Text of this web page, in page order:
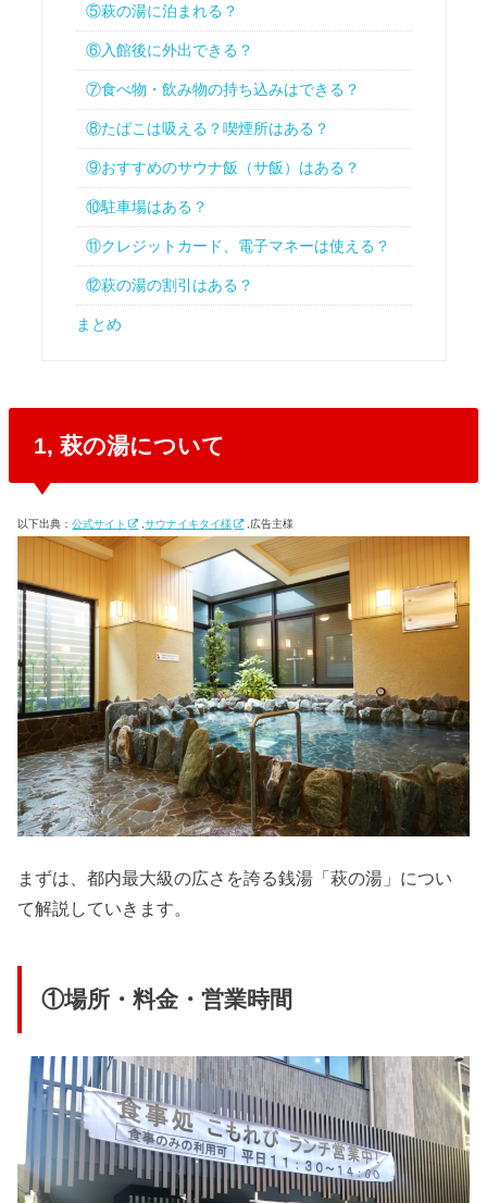
⑤萩の湯に泊まれる？
⑥入館後に外出できる？
⑦食べ物・飲み物の持ち込みはできる？
⑧たばこは吸える？喫煙所はある？
⑨おすすめのサウナ飯（サ飯）はある？
⑩駐車場はある？
⑪クレジットカード、電子マネーは使える？
⑫萩の湯の割引はある？
まとめ
1, 萩の湯について
以下出典：公式サイト ,サウナイキタイ様 ,広告主様
まずは、都内最大級の広さを誇る銭湯「萩の湯」につい
て解説していきます。
①場所・料金・営業時間